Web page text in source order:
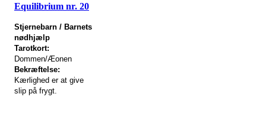
Equilibrium nr. 20
Stjernebarn / Barnets
nødhjælp
Tarotkort:
Dommen/Æonen
Bekræftelse:
Kærlighed er at give
slip på frygt.